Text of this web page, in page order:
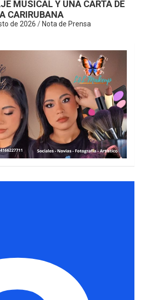
MUSICAL Y UNA CARTA DE
CARIRUBANA
de 2026 Nota de Prensa